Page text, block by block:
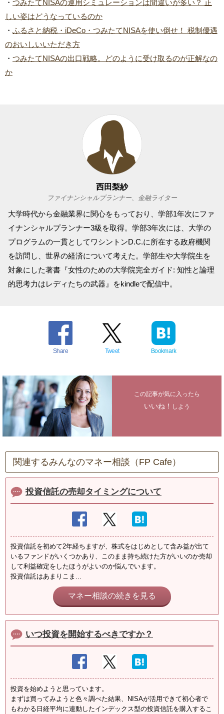
・ つみたてNISAの運用シミュレーションは間違いが多い？ 正
しい姿はどうなっているのか
・ ふるさと納税・iDeCo・つみたてNISAを使い倒せ！ 税制優遇
のおいしいいただき方
・ つみたてNISAの出口戦略。どのように受け取るのが正解なの
か
西田梨紗
ファイナンシャルプランナー、金融ライター
大学時代から金融業界に関心をもっており、学部1年次にファ
イナンシャルプランナー3級を取得。学部3年次には、大学の
プログラムの一貫としてワシントンD.C.に所在する政府機関
を訪問し、世界の経済について考えた。学部生や大学院生を
対象にした著書『女性のための大学院完全ガイド: 知性と論理
的思考力はレディたちの武器』をkindleで配信中。
Share Tweet Bookmark
この記事が気に入ったら
いいね！ しよう
関連するみんなのマネー相談（FP Cafe）
投資信託の売却タイミングについて
投資信託を初めて2年経ちますが、株式をはじめとして含み益が出て
いるファンドがいくつかあり、このまま持ち続けた方がいいのか売却
して利益確定をしたほうがよいのか悩んでいます。
投資信託はあまりこま...
マネー相談の続きを見る
いつ投資を開始するべきですか？
投資を始めようと思っています。
まずは買ってみようと色々調べた結果、NISAが活用できて初心者で
もわかる日経平均に連動したインデックス型の投資信託を購入するこ